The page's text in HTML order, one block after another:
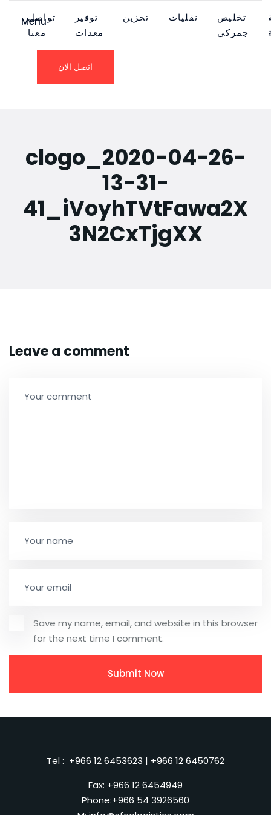
Menu
تواصل
معنا
توفير
معدات
تخزين نقليات
تخليص
جمركي
اتصل الان
clogo_2020-04-26-
13-31-
41_iVoyhTVtFawa2X
3N2CxTjgXX
Leave a comment
Save my name, email, and website in this browser
for the next time I comment.
Tel : +966 12 6453623 | +966 12 6450762
Fax: +966 12 6454949
Phone:+966 54 3926560